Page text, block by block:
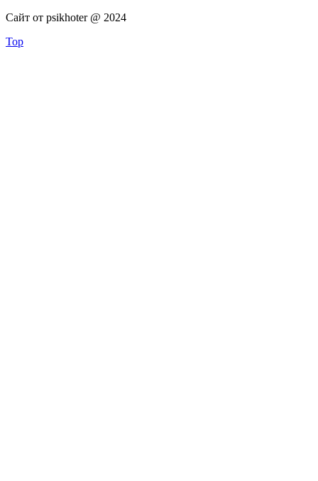
Сайт от psikhoter @ 2024
Top